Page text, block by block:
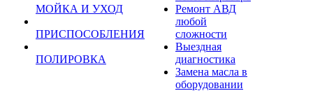
МОЙКА И УХОД
ПРИСПОСОБЛЕНИЯ
ПОЛИРОВКА
Ремонт АВД
любой
сложности
Выездная
диагностика
Замена масла в
оборудовании